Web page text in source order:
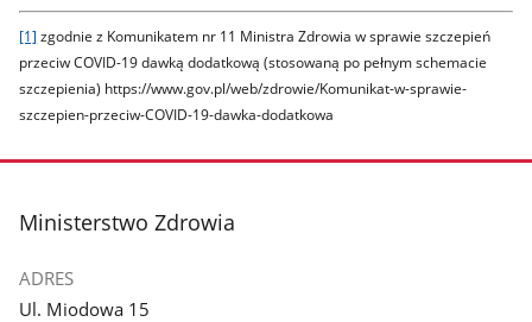
[1] zgodnie z Komunikatem nr 11 Ministra Zdrowia w sprawie szczepień
przeciw COVID-19 dawką dodatkową (stosowaną po pełnym schemacie
szczepienia) https://www.gov.pl/web/zdrowie/Komunikat-w-sprawie-
szczepien-przeciw-COVID-19-dawka-dodatkowa
stopka
Ministerstwo Zdrowia
ADRES
Ul. Miodowa 15